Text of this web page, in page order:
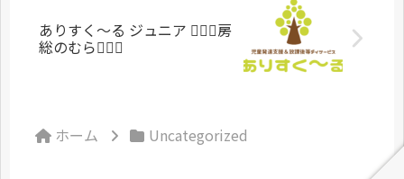
ありすく〜る ジュニア 🏃🏼‍♀️房
総のむら🏃🏼‍♀️
ホーム Uncategorized